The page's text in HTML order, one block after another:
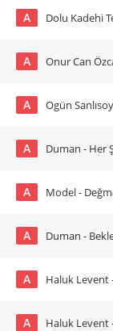
A Dolu Kadehi
A Onur Can
A Ogün
A Duman - Her
A Model -
A Duman -
A Haluk Levent
A Haluk Levent